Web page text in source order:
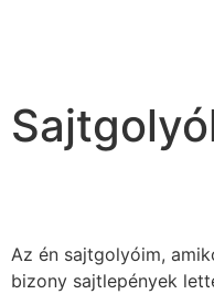
Az én sajtgolyóim,
bizony sajtlepények